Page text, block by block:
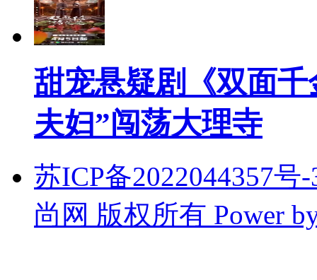
甜宠悬疑剧《双面
夫妇”闯荡大理寺
苏ICP备2022044357
尚网 版权所有 Power